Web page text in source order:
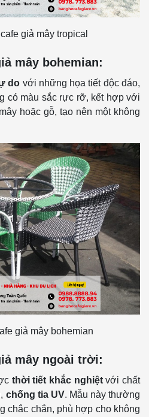
giả mây tropical
mây bohemian:
do với những họa tiết độc đáo,
có màu sắc rực rỡ, kết hợp với
hoặc gỗ, tạo nên một không
giả mây bohemian
mây ngoài trời:
thời tiết khắc nghiệtvới chất
, chống tia UV. Mẫu này thường
chắc chắn, phù hợp cho không